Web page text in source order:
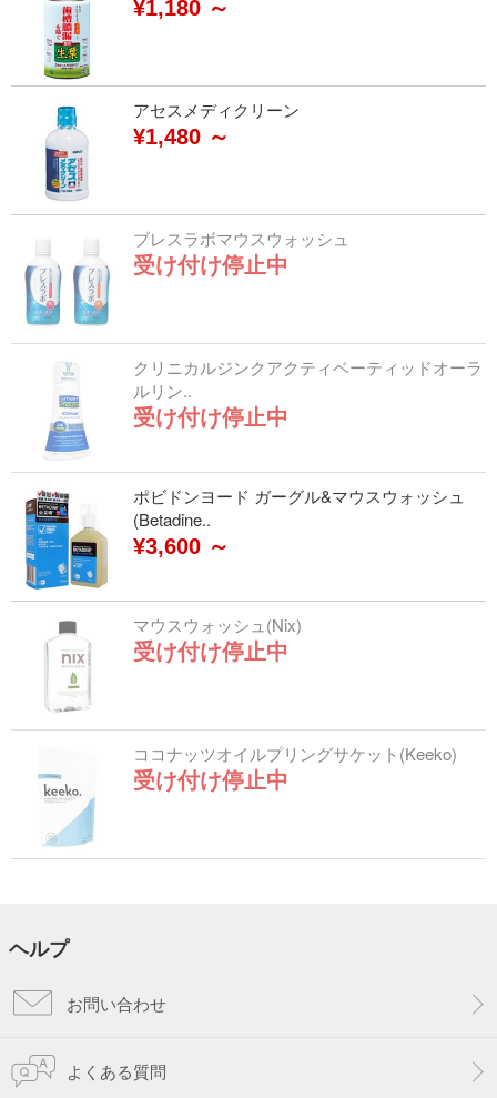
¥1,180 ～
アセスメディクリーン
¥1,480 ～
ブレスラボマウスウォッシュ
受け付け停止中
クリニカルジンクアクティベーティッドオーラ
ルリン..
受け付け停止中
ポビドンヨード ガーグル&マウスウォッシュ
(Betadine..
¥3,600 ～
マウスウォッシュ(Nix)
受け付け停止中
ココナッツオイルプリングサケット(Keeko)
受け付け停止中
ヘルプ
お問い合わせ
よくある質問